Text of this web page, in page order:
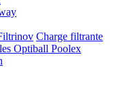
Charge filtrante
Optiball Poolex